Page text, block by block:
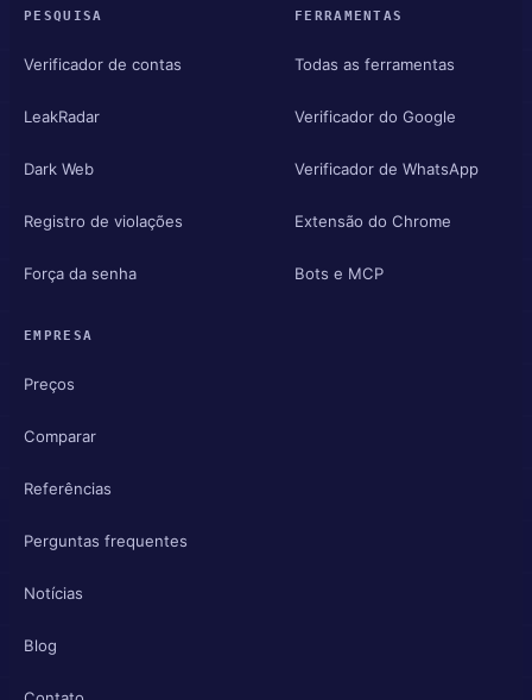
PESQUISA
Verificador de contas
LeakRadar
Dark Web
Registro de violações
Força da senha
FERRAMENTAS
Todas as ferramentas
Verificador do Google
Verificador de WhatsApp
Extensão do Chrome
Bots e MCP
EMPRESA
Preços
Comparar
Referências
Perguntas frequentes
Notícias
Blog